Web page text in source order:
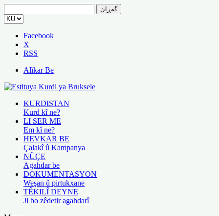
بۆ:
Facebook
X
RSS
Alîkar Be
KURDISTAN
Kurd kî ne?
LI SER ME
Em kî ne?
HEVKAR BE
Çalakî û Kampanya
NÛÇE
Agahdar be
DOKUMENTASYON
Weşan û pirtukxane
TÊKILÎ DEYNE
Ji bo zêdetir agahdarî